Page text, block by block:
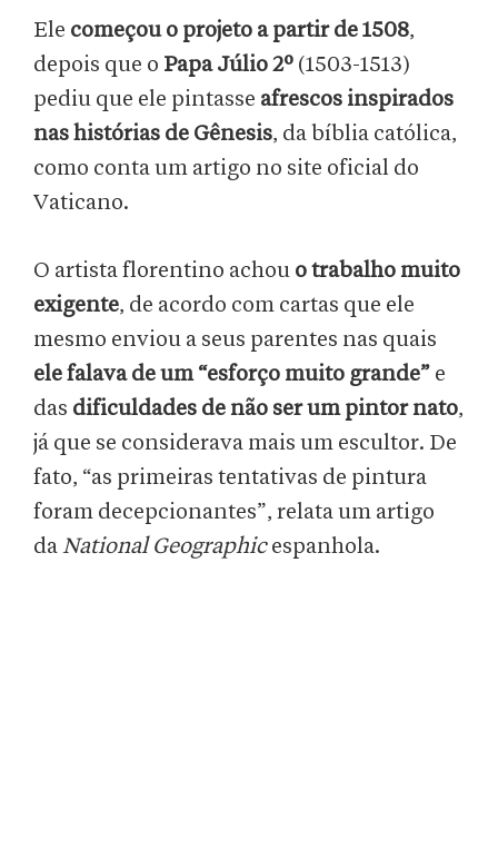
Ele começou o projeto a partir de 1508,
depois que o Papa Júlio 2º (1503-1513)
pediu que ele pintasse afrescos inspirados
nas histórias de Gênesis, da bíblia católica,
como conta um artigo no site oficial do
Vaticano.
O artista florentino achou o trabalho muito
exigente, de acordo com cartas que ele
mesmo enviou a seus parentes nas quais
ele falava de um “esforço muito grande” e
das dificuldades de não ser um pintor nato,
já que se considerava mais um escultor. De
fato, “as primeiras tentativas de pintura
foram decepcionantes”, relata um artigo
daNational Geographicespanhola.